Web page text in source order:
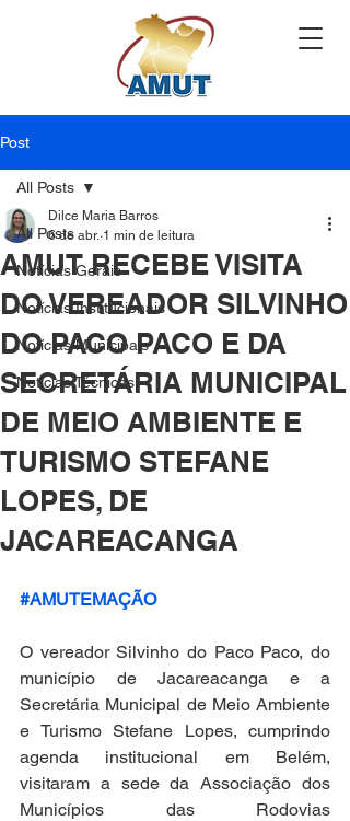
Post
All Posts
Notícias Gerais
Notícias Institucionais
Notícias Municipais
Notícias Técnicas
All Posts
AMUT RECEBE VISITA
DO VEREADOR SILVINHO
DO PACO PACO E DA
SECRETÁRIA MUNICIPAL
DE MEIO AMBIENTE E
TURISMO STEFANE
LOPES, DE
JACAREACANGA
Dilce Maria Barros
6 de abr. 1 min de leitura
#AMUTEMAÇÃO
O vereador Silvinho do Paco Paco, do
município de Jacareacanga e a
Secretária Municipal de Meio Ambiente
e Turismo Stefane Lopes, cumprindo
agenda institucional em Belém,
visitaram a sede da Associação dos
Municípios das Rodovias